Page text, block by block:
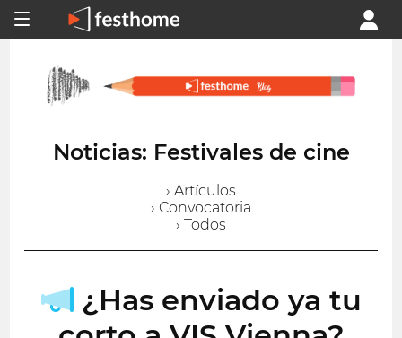
Noticias: Festivales de cine
› Artículos
› Convocatoria
› Todos
¿Has enviado ya tu